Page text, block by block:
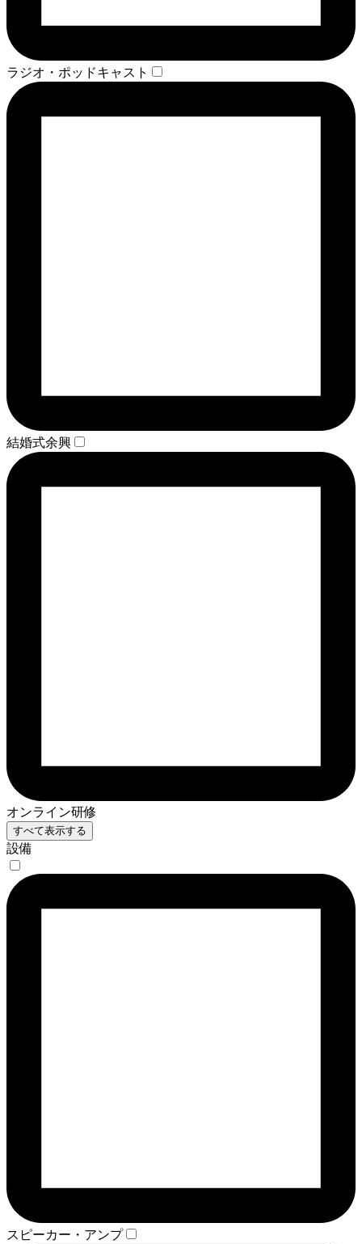
ラジオ・ポッドキャスト
結婚式余興
オンライン研修
すべて表示する
設備
スピーカー・アンプ